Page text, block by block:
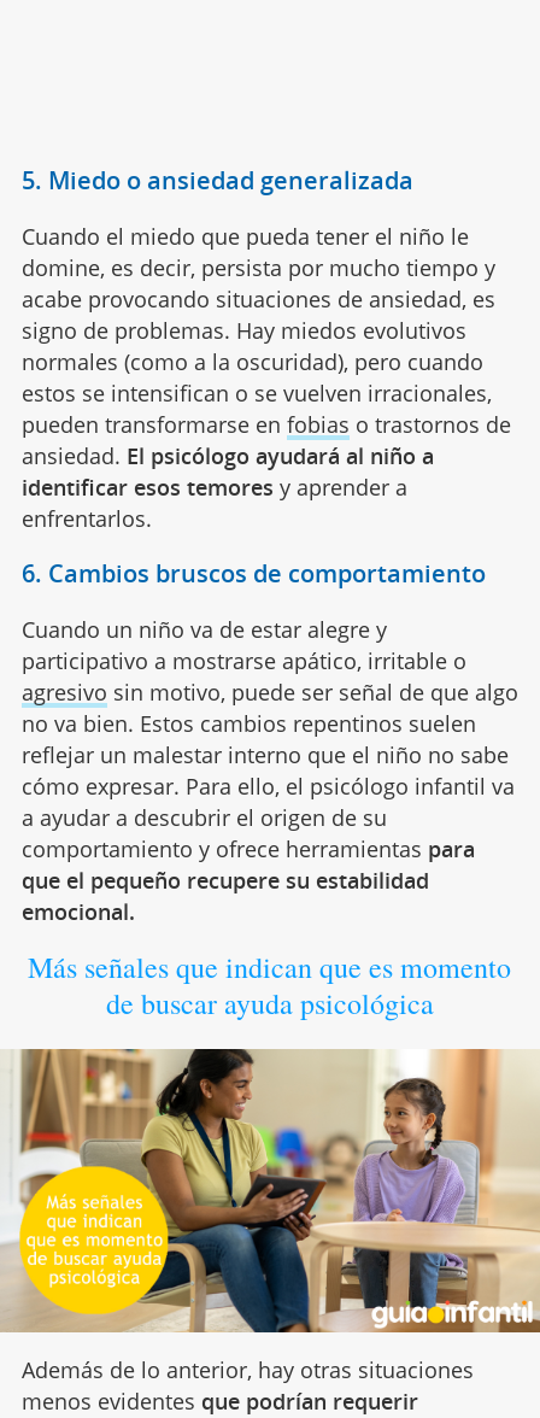
5. Miedo o ansiedad generalizada
Cuando el miedo que pueda tener el niño le
domine, es decir, persista por mucho tiempo y
acabe provocando situaciones de ansiedad, es
signo de problemas. Hay miedos evolutivos
normales (como a la oscuridad), pero cuando
estos se intensifican o se vuelven irracionales,
pueden transformarse en fobias o trastornos de
ansiedad. El psicólogo ayudará al niño a
identificar esos temores y aprender a
enfrentarlos.
6. Cambios bruscos de comportamiento
Cuando un niño va de estar alegre y
participativo a mostrarse apático, irritable o
agresivo sin motivo, puede ser señal de que algo
no va bien. Estos cambios repentinos suelen
reflejar un malestar interno que el niño no sabe
cómo expresar. Para ello, el psicólogo infantil va
a ayudar a descubrir el origen de su
comportamiento y ofrece herramientas para
que el pequeño recupere su estabilidad
emocional.
Más señales que indican que es momento
de buscar ayuda psicológica
Además de lo anterior, hay otras situaciones
menos evidentes que podrían requerir